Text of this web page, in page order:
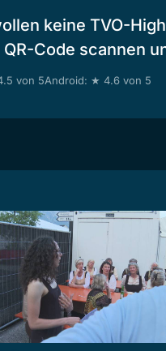
keine TVO-
Code scannen
von 5Android: ★ 4.6 von 5